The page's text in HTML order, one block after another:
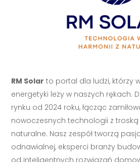
RM Solar to portal dla ludzi, którzy
energetyki leży w naszych rękach.
rynku od 2024 roku, łącząc
nowoczesnych technologii z
naturalne. Nasz zespół tworzą
odnawialnej, eksperci branży
od inteligentnych rozwiązań